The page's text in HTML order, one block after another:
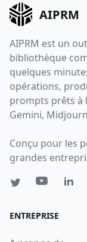
AIPRM
AIPRM est un
bibliothèque
quelques
opérations,
prompts prêts à
Gemini,
Conçu pour les
grandes
ENTREPRISE